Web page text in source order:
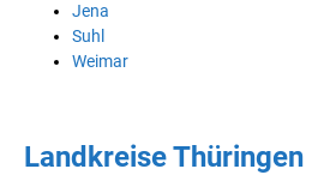
Jena
Suhl
Weimar
Landkreise Thüringen